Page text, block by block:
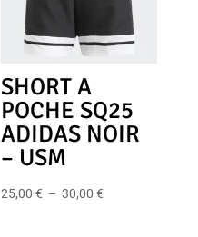
SHORT A
POCHE SQ25
ADIDAS NOIR
– USM
25,00€ – 30,00€